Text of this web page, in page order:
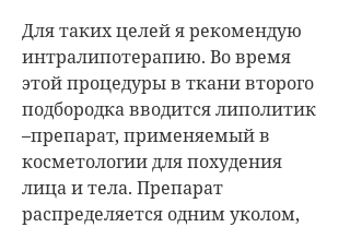
Для таких целей я рекомендую
интралипотерапию. Во время
этой процедуры в ткани второго
подбородка вводится липолитик
–препарат, применяемый в
косметологии для похудения
лица и тела. Препарат
распределяется одним уколом,